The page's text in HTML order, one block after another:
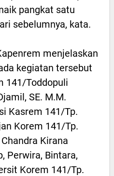
pangkat satu
sebelumnya, kata.
menjelaskan
kegiatan tersebut
141/Toddopuli
SE. M.M.
Kasrem 141/Tp.
Korem 141/Tp.
Kirana
Perwira, Bintara,
Korem 141/Tp.